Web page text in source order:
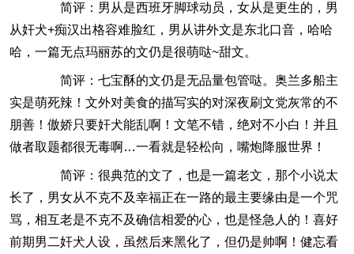
简评：男从是西班牙脚球动员，女从是更生的，男
从奸犬+痴汉出格容难脸红，男从讲外文是东北口音，哈哈
哈，一篇无点玛丽苏的文仍是很萌哒~甜文。
简评：七宝酥的文仍是无品量包管哒。奥兰多船主
实是萌死辣！文外对美食的描写实的对深夜刷文党灰常的不
朋善！傲娇只要奸犬能乱啊！文笔不错，绝对不小白！并且
做者取题都很无毒啊…一看就是轻松向，嘴炮降服世界！
简评：很典范的文了，也是一篇老文，那个小说太
长了，男女从不克不及幸福正在一路的最主要缘由是一个咒
骂，相互老是不克不及确信相爱的心，也是怪急人的！喜好
前期男二奸犬人设，虽然后来黑化了，但仍是帅啊！健忘看